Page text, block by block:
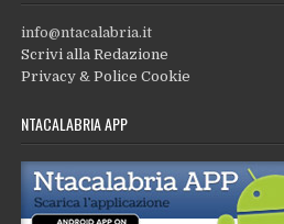
info@ntacalabria.it
Scrivi alla Redazione
Privacy & Police Cookie
NTACALABRIA APP